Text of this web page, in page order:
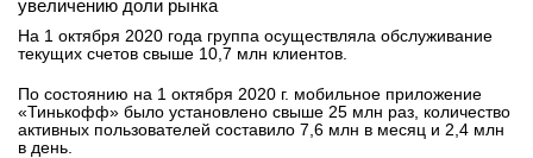
увеличению доли рынка
На 1 октября 2020 года группа осуществляла обслуживание
текущих счетов свыше 10,7 млн клиентов.
По состоянию на 1 октября 2020 г. мобильное приложение
«Тинькофф» было установлено свыше 25 млн раз, количество
активных пользователей составило 7,6 млн в месяц и 2,4 млн
в день.